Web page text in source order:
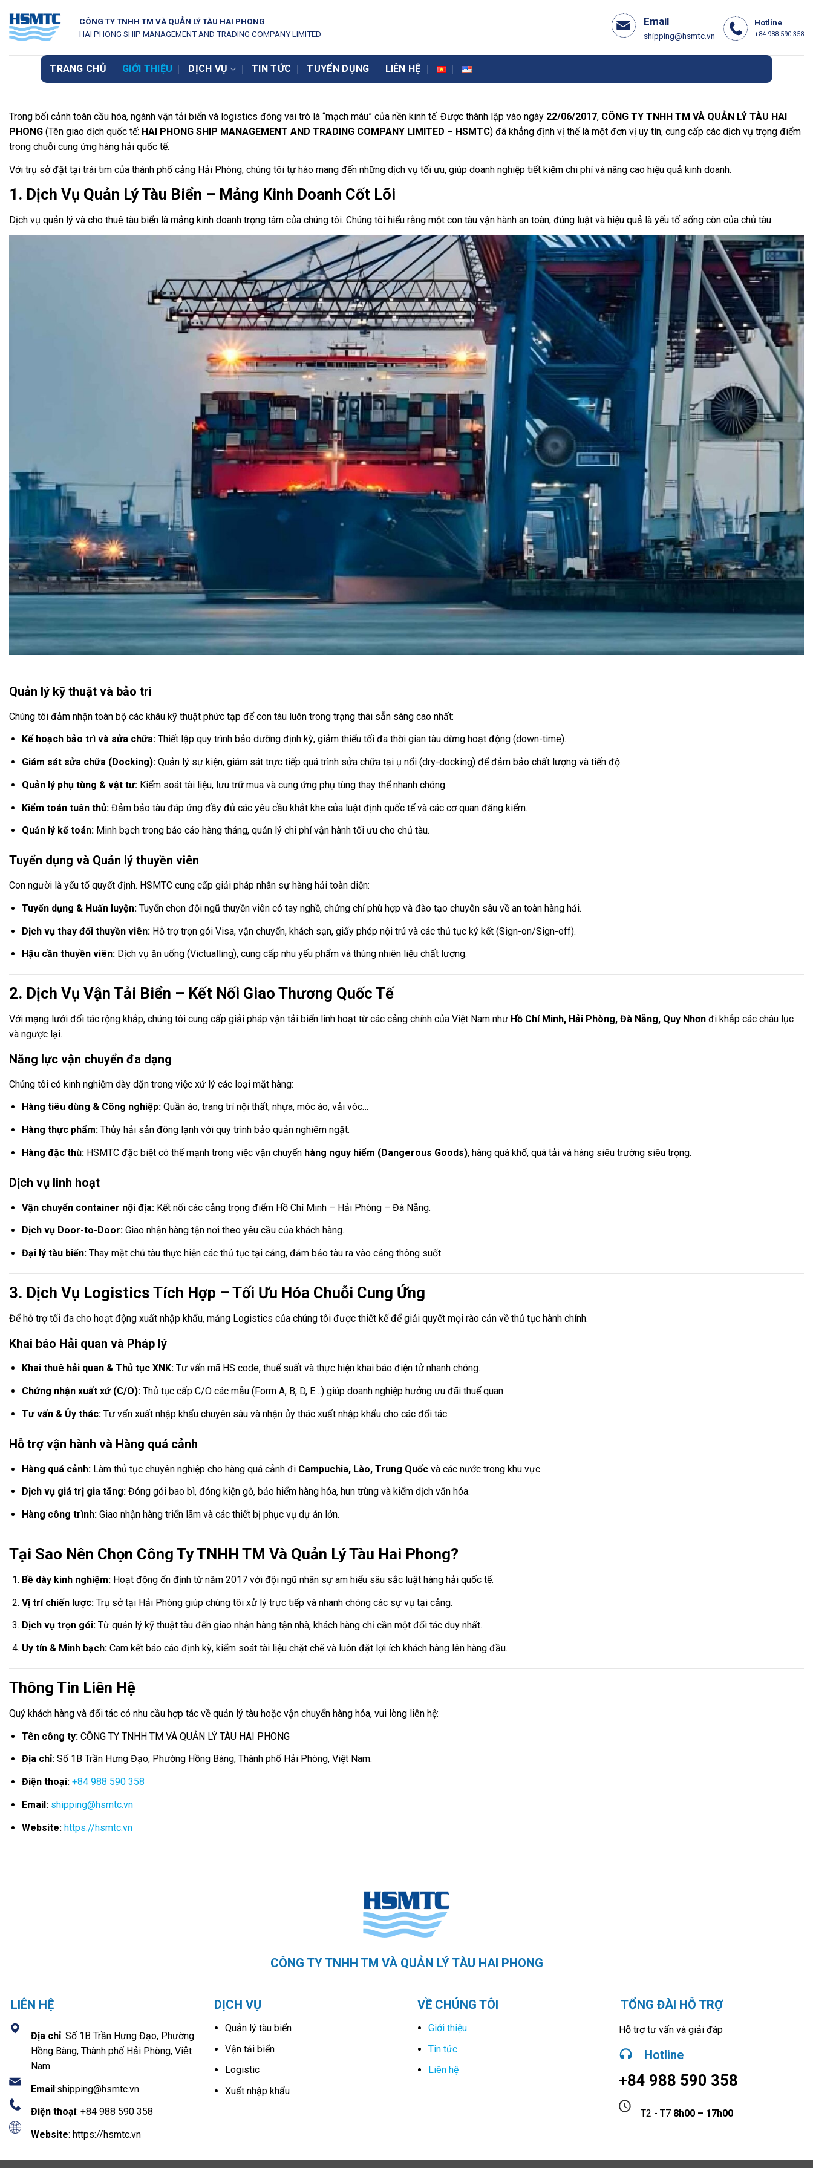
qua
nội
dung
CÔNG TY TNHH TM VÀ QUẢN LÝ TÀU HAI PHONG
HAI PHONG SHIP MANAGEMENT AND TRADING COMPANY LIMITED
Email
shipping@hsmtc.vn
Hotline
+84 988 590 358
TRANG CHỦ GIỚI THIỆU DỊCH VỤ TIN TỨC TUYỂN DỤNG LIÊN HỆ
Trong bối cảnh toàn cầu hóa, ngành vận tải biển và logistics đóng vai trò là “mạch máu” của nền kinh tế. Được thành lập vào ngày 22/06/2017, CÔNG TY TNHH TM VÀ QUẢN LÝ TÀU HAI
PHONG (Tên giao dịch quốc tế: HAI PHONG SHIP MANAGEMENT AND TRADING COMPANY LIMITED – HSMTC) đã khẳng định vị thế là một đơn vị uy tín, cung cấp các dịch vụ trọng điểm
trong chuỗi cung ứng hàng hải quốc tế.
Với trụ sở đặt tại trái tim của thành phố cảng Hải Phòng, chúng tôi tự hào mang đến những dịch vụ tối ưu, giúp doanh nghiệp tiết kiệm chi phí và nâng cao hiệu quả kinh doanh.
1. Dịch Vụ Quản Lý Tàu Biển – Mảng Kinh Doanh Cốt Lõi
Dịch vụ quản lý và cho thuê tàu biển là mảng kinh doanh trọng tâm của chúng tôi. Chúng tôi hiểu rằng một con tàu vận hành an toàn, đúng luật và hiệu quả là yếu tố sống còn của chủ tàu.
Quản lý kỹ thuật và bảo trì
Chúng tôi đảm nhận toàn bộ các khâu kỹ thuật phức tạp để con tàu luôn trong trạng thái sẵn sàng cao nhất:
Kế hoạch bảo trì và sửa chữa:Thiết lập quy trình bảo dưỡng định kỳ, giảm thiểu tối đa thời gian tàu dừng hoạt động (down-time).
Giám sát sửa chữa (Docking):Quản lý sự kiện, giám sát trực tiếp quá trình sửa chữa tại ụ nổi (dry-docking) để đảm bảo chất lượng và tiến độ.
Quản lý phụ tùng & vật tư:Kiểm soát tài liệu, lưu trữ mua và cung ứng phụ tùng thay thế nhanh chóng.
Kiểm toán tuân thủ:Đảm bảo tàu đáp ứng đầy đủ các yêu cầu khắt khe của luật định quốc tế và các cơ quan đăng kiểm.
Quản lý kế toán:Minh bạch trong báo cáo hàng tháng, quản lý chi phí vận hành tối ưu cho chủ tàu.
Tuyển dụng và Quản lý thuyền viên
Con người là yếu tố quyết định. HSMTC cung cấp giải pháp nhân sự hàng hải toàn diện:
Tuyển dụng & Huấn luyện:Tuyển chọn đội ngũ thuyền viên có tay nghề, chứng chỉ phù hợp và đào tạo chuyên sâu về an toàn hàng hải.
Dịch vụ thay đổi thuyền viên:Hỗ trợ trọn gói Visa, vận chuyển, khách sạn, giấy phép nội trú và các thủ tục ký kết (Sign-on/Sign-off).
Hậu cần thuyền viên:Dịch vụ ăn uống (Victualling), cung cấp nhu yếu phẩm và thùng nhiên liệu chất lượng.
2. Dịch Vụ Vận Tải Biển – Kết Nối Giao Thương Quốc Tế
Với mạng lưới đối tác rộng khắp, chúng tôi cung cấp giải pháp vận tải biển linh hoạt từ các cảng chính của Việt Nam như Hồ Chí Minh, Hải Phòng, Đà Nẵng, Quy Nhơn đi khắp các châu lục
và ngược lại.
Năng lực vận chuyển đa dạng
Chúng tôi có kinh nghiệm dày dặn trong việc xử lý các loại mặt hàng:
Hàng tiêu dùng & Công nghiệp:Quần áo, trang trí nội thất, nhựa, móc áo, vải vóc…
Hàng thực phẩm:Thủy hải sản đông lạnh với quy trình bảo quản nghiêm ngặt.
Hàng đặc thù:HSMTC đặc biệt có thế mạnh trong việc vận chuyển hàng nguy hiểm (Dangerous Goods), hàng quá khổ, quá tải và hàng siêu trường siêu trọng.
Dịch vụ linh hoạt
Vận chuyển container nội địa:Kết nối các cảng trọng điểm Hồ Chí Minh – Hải Phòng – Đà Nẵng.
Dịch vụ Door-to-Door:Giao nhận hàng tận nơi theo yêu cầu của khách hàng.
Đại lý tàu biển:Thay mặt chủ tàu thực hiện các thủ tục tại cảng, đảm bảo tàu ra vào cảng thông suốt.
3. Dịch Vụ Logistics Tích Hợp – Tối Ưu Hóa Chuỗi Cung Ứng
Để hỗ trợ tối đa cho hoạt động xuất nhập khẩu, mảng Logistics của chúng tôi được thiết kế để giải quyết mọi rào cản về thủ tục hành chính.
Khai báo Hải quan và Pháp lý
Khai thuê hải quan & Thủ tục XNK:Tư vấn mã HS code, thuế suất và thực hiện khai báo điện tử nhanh chóng.
Chứng nhận xuất xứ (C/O):Thủ tục cấp C/O các mẫu (Form A, B, D, E…) giúp doanh nghiệp hưởng ưu đãi thuế quan.
Tư vấn & Ủy thác:Tư vấn xuất nhập khẩu chuyên sâu và nhận ủy thác xuất nhập khẩu cho các đối tác.
Hỗ trợ vận hành và Hàng quá cảnh
Hàng quá cảnh:Làm thủ tục chuyên nghiệp cho hàng quá cảnh đi Campuchia, Lào, Trung Quốcvà các nước trong khu vực.
Dịch vụ giá trị gia tăng:Đóng gói bao bì, đóng kiện gỗ, bảo hiểm hàng hóa, hun trùng và kiểm dịch văn hóa.
Hàng công trình:Giao nhận hàng triển lãm và các thiết bị phục vụ dự án lớn.
Tại Sao Nên Chọn Công Ty TNHH TM Và Quản Lý Tàu Hai Phong?
Bề dày kinh nghiệm:Hoạt động ổn định từ năm 2017 với đội ngũ nhân sự am hiểu sâu sắc luật hàng hải quốc tế.
Vị trí chiến lược:Trụ sở tại Hải Phòng giúp chúng tôi xử lý trực tiếp và nhanh chóng các sự vụ tại cảng.
Dịch vụ trọn gói:Từ quản lý kỹ thuật tàu đến giao nhận hàng tận nhà, khách hàng chỉ cần một đối tác duy nhất.
Uy tín & Minh bạch:Cam kết báo cáo định kỳ, kiểm soát tài liệu chặt chẽ và luôn đặt lợi ích khách hàng lên hàng đầu.
Thông Tin Liên Hệ
Quý khách hàng và đối tác có nhu cầu hợp tác về quản lý tàu hoặc vận chuyển hàng hóa, vui lòng liên hệ:
Tên công ty:CÔNG TY TNHH TM VÀ QUẢN LÝ TÀU HAI PHONG
Địa chỉ:Số 1B Trần Hưng Đạo, Phường Hồng Bàng, Thành phố Hải Phòng, Việt Nam.
Điện thoại: +84 988 590 358
Email: shipping@hsmtc.vn
Website: https://hsmtc.vn
CÔNG TY TNHH TM VÀ QUẢN LÝ TÀU HAI PHONG
LIÊN HỆ
Địa chỉ: Số 1B Trần Hưng Đạo, Phường
Hồng Bàng, Thành phố Hải Phòng, Việt
Nam.
Email:shipping@hsmtc.vn
Điện thoại: +84 988 590 358
Website: https://hsmtc.vn
DỊCH VỤ
Quản lý tàu biển
Vận tải biển
Logistic
Xuất nhập khẩu
VỀ CHÚNG TÔI
Giới thiệu
Tin tức
Liên hệ
TỔNG ĐÀI HỖ TRỢ
Hỗ trợ tư vấn và giải đáp
Hotline
+84 988 590 358
T2 - T7 8h00 – 17h00